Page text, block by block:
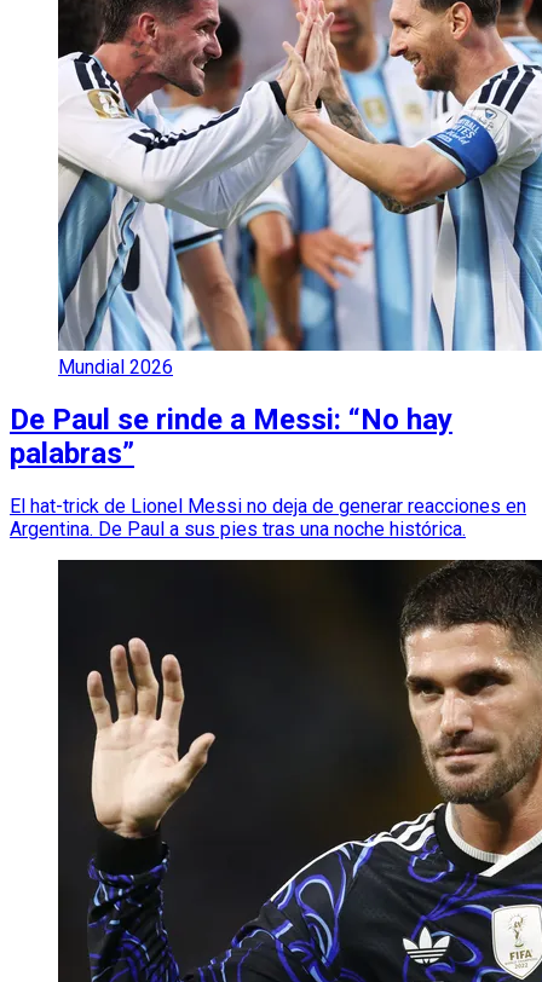
Mundial 2026
De Paul se rinde a Messi: “No hay
palabras”
El hat-trick de Lionel Messi no deja de generar reacciones en
Argentina. De Paul a sus pies tras una noche histórica.